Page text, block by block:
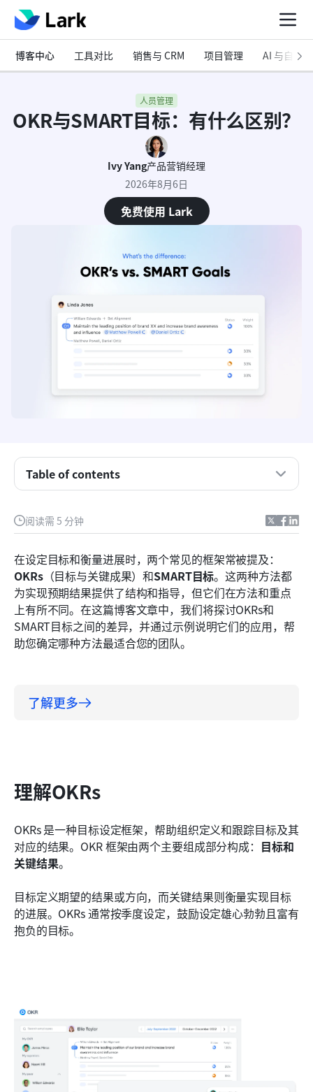
博客中心 工具对比 销售与 CRM 项目管理 AI 与自动化
人员管理
OKR与SMART目标：有什么区别？
Ivy Yang产品营销经理
2026年8月6日
免费使用 Lark
阅读需 5 分钟
在设定目标和衡量进展时，两个常见的框架常被提及：
OKRs（目标与关键成果）和SMART目标。这两种方法都
为实现预期结果提供了结构和指导，但它们在方法和重点
上有所不同。在这篇博客文章中，我们将探讨OKRs和
SMART目标之间的差异，并通过示例说明它们的应用，帮
助您确定哪种方法最适合您的团队。
了解更多
理解OKRs
OKRs 是一种目标设定框架，帮助组织定义和跟踪目标及其
对应的结果。OKR 框架由两个主要组成部分构成： 目标和
关键结果。
目标定义期望的结果或方向，而关键结果则衡量实现目标
的进展。OKRs 通常按季度设定，鼓励设定雄心勃勃且富有
抱负的目标。
Table of contents
理解OKRs
比较OKR和SMART目标
OKR和SMART目标的示例